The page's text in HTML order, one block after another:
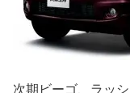
次期ビーゴ、ラッ